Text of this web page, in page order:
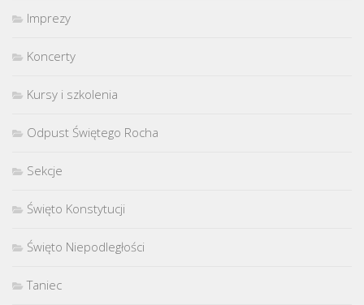
Imprezy
Koncerty
Kursy i szkolenia
Odpust Świętego Rocha
Sekcje
Święto Konstytucji
Święto Niepodległości
Taniec